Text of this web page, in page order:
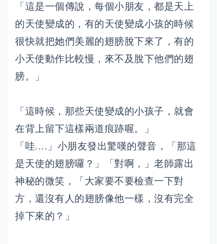
「這是一個傳說，每個小朋友，都是天上
的天使變成的，有的天使變成小孩的時候
很快就把她們美麗的翅膀脫下來了，有的
小天使動作比較慢，來不及脫下他們的翅
膀。」
「這時候，那些天使變成的小孩子，就會
在背上留下這樣兩道痕跡喔。」
「哇....」小朋友發出驚嘆的聲音，「那這
是天使的翅膀囉？」「對啊，」老師露出
神秘的微笑，「大家要不要檢查一下對
方，還沒有人的翅膀像他一樣，沒有完全
掉下來的？」